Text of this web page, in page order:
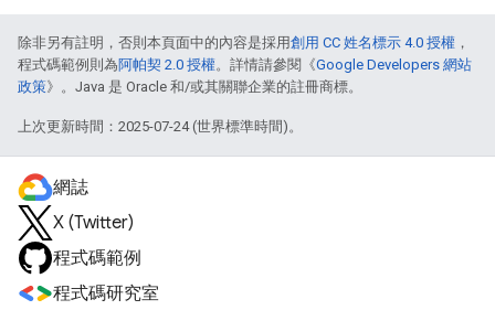
除非另有註明，否則本頁面中的內容是採用創用 CC 姓名標示 4.0 授權 ，
程式碼範例則為阿帕契 2.0 授權。詳情請參閱《Google Developers 網站
政策》。Java 是 Oracle 和/或其關聯企業的註冊商標。
上次更新時間：2025-07-24 (世界標準時間)。
網誌
X (Twitter)
程式碼範例
程式碼研究室